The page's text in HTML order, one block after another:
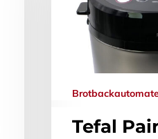
Tefal